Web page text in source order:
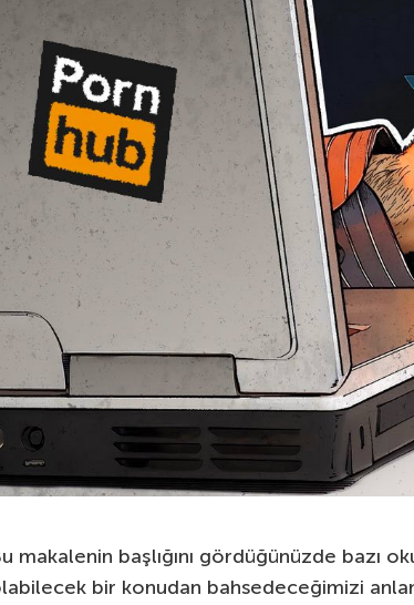
makalenin başlığını gördüğünüzde bazı
bir konudan bahsedeceğimizi